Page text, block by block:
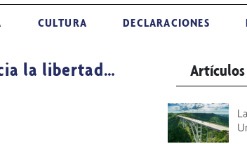
CULTURA DECLARACIONES
la libertad… Artículos